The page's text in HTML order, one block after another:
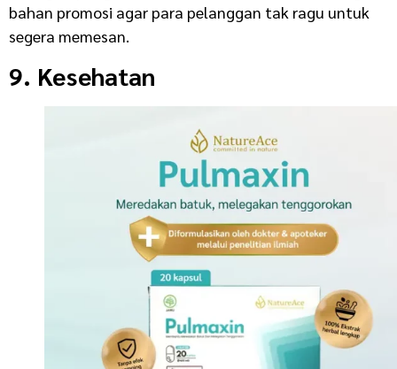
bahan promosi agar para pelanggan tak ragu untuk
segera memesan.
9. Kesehatan